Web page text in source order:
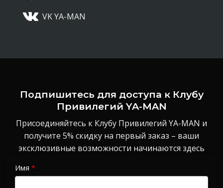
VK YA-MAN
Подпишитесь для доступа к Клубу
Привилегий YA-MAN
Присоединяйтесь к Клубу Привилегий YA-MAN и
получите 5% скидку на первый заказ – ваши
эксклюзивные возможности начинаются здесь
Имя *